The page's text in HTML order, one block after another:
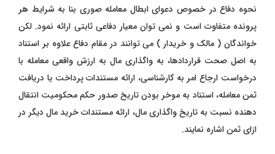
نحوه دفاع در خصوص دعوای ابطال معامله صوری بنا به شرایط هر
پرونده متفاوت است و نمی توان معیار دفاعی ثابتی ارائه نمود. لکن
خواندگان ( مالک و خریدار ) می توانند در مقام دفاع علاوه بر استناد
به اصل صحت قراردادها، به واگذاری مال به ارزش واقعی معامله با
درخواست ارجاع امر به کارشناسی، ارائه مستندات پرداخت یا دریافت
ثمن معامله، استناد به موخر بودن تاریخ صدور حکم محکومیت انتقال
دهنده نسبت به تاریخ واگذاری مال، ارائه مستندات خرید مال دیگر در
ازای ثمن اشاره نمایند.